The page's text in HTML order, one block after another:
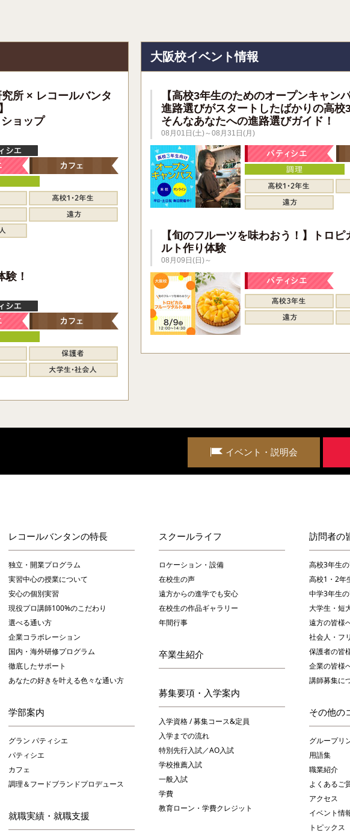
所 × レコールバンタ
ョップ
！
大阪校イベント情報
【高校3年生のためのオープンキャンパ
進路選びがスタートしたばかりの高校
そんなあなたへの進路選びガイド！
08月01日(土)～08月31日(月)
【旬のフルーツを味わおう！】トロピ
ルト作り体験
08月09日(日)～
イベント・説明会
レコールバンタンの特長
独立・開業プログラム
実習中心の授業について
安心の個別実習
現役プロ講師100%のこだわり
選べる通い方
企業コラボレーション
国内・海外研修プログラム
徹底したサポート
あなたの好きを叶える⾊々な通い⽅
学部案内
グラン パティシエ
パティシエ
カフェ
調理＆フードブランドプロデュース
就職実績・就職支援
スクールライフ
ロケーション・設備
在校生の声
遠方からの進学でも安心
在校生の作品ギャラリー
年間行事
卒業生紹介
募集要項・入学案内
入学資格 / 募集コース&定員
入学までの流れ
特別先行入試／AO入試
学校推薦入試
一般入試
学費
教育ローン・学費クレジット
訪問者の
高校3年生
高校1・2年
中学3年生
大学生・短
遠方の皆様
社会人・フ
保護者の皆
企業の皆様
講師募集に
その他の
グループリ
用語集
職業紹介
よくあるご
アクセス
イベント情
トピックス